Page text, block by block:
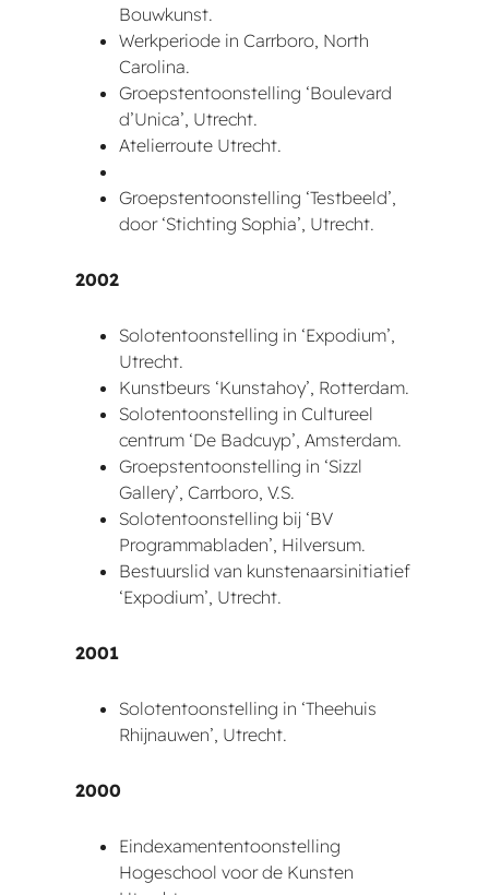
Bouwkunst.
Werkperiode in Carrboro, North
Carolina.
Groepstentoonstelling ‘Boulevard
d’Unica’, Utrecht.
Atelierroute Utrecht.
Groepstentoonstelling ‘Testbeeld’,
door ‘Stichting Sophia’, Utrecht.
2002
Solotentoonstelling in ‘Expodium’,
Utrecht.
Kunstbeurs ‘Kunstahoy’, Rotterdam.
Solotentoonstelling in Cultureel
centrum ‘De Badcuyp’, Amsterdam.
Groepstentoonstelling in ‘Sizzl
Gallery’, Carrboro, V.S.
Solotentoonstelling bij ‘BV
Programmabladen’, Hilversum.
Bestuurslid van kunstenaarsinitiatief
‘Expodium’, Utrecht.
2001
Solotentoonstelling in ‘Theehuis
Rhijnauwen’, Utrecht.
2000
Eindexamententoonstelling
Hogeschool voor de Kunsten